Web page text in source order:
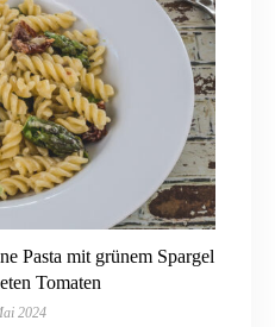
Pasta mit grünem Spargel
Tomaten
2024